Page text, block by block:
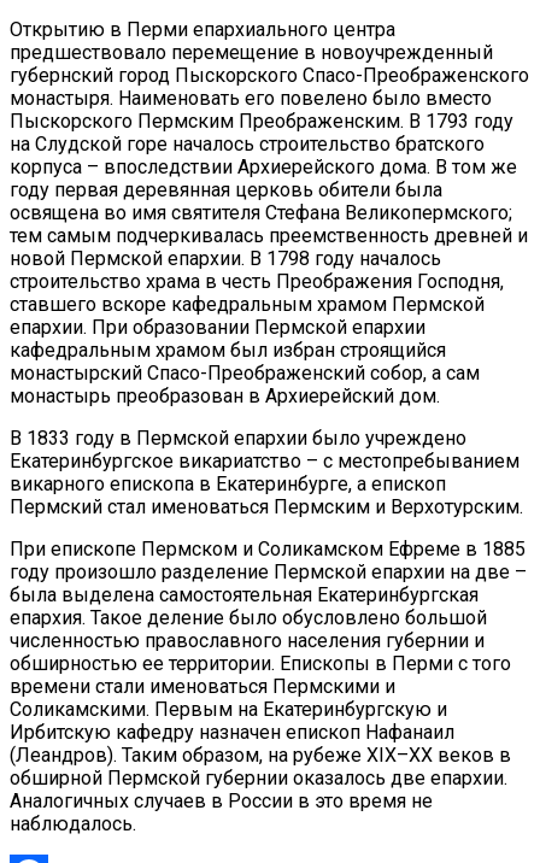
Открытию в Перми епархиального центра
предшествовало перемещение в новоучрежденный
губернский город Пыскорского Спасо-Преображенского
монастыря. Наименовать его повелено было вместо
Пыскорского Пермским Преображенским. В 1793 году
на Слудской горе началось строительство братского
корпуса – впоследствии Архиерейского дома. В том же
году первая деревянная церковь обители была
освящена во имя святителя Стефана Великопермского;
тем самым подчеркивалась преемственность древней и
новой Пермской епархии. В 1798 году началось
строительство храма в честь Преображения Господня,
ставшего вскоре кафедральным храмом Пермской
епархии. При образовании Пермской епархии
кафедральным храмом был избран строящийся
монастырский Спасо-Преображенский собор, а сам
монастырь преобразован в Архиерейский дом.
В 1833 году в Пермской епархии было учреждено
Екатеринбургское викариатство – с местопребыванием
викарного епископа в Екатеринбурге, а епископ
Пермский стал именоваться Пермским и Верхотурским.
При епископе Пермском и Соликамском Ефреме в 1885
году произошло разделение Пермской епархии на две –
была выделена самостоятельная Екатеринбургская
епархия. Такое деление было обусловлено большой
численностью православного населения губернии и
обширностью ее территории. Епископы в Перми с того
времени стали именоваться Пермскими и
Соликамскими. Первым на Екатеринбургскую и
Ирбитскую кафедру назначен епископ Нафанаил
(Леандров). Таким образом, на рубеже XIX–XX веков в
обширной Пермской губернии оказалось две епархии.
Аналогичных случаев в России в это время не
наблюдалось.